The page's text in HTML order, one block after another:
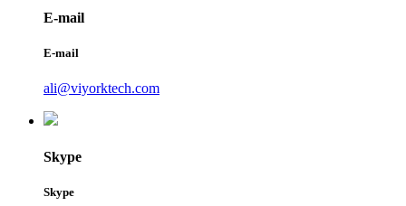
E-mail
E-mail
ali@viyorktech.com
Skype
Skype